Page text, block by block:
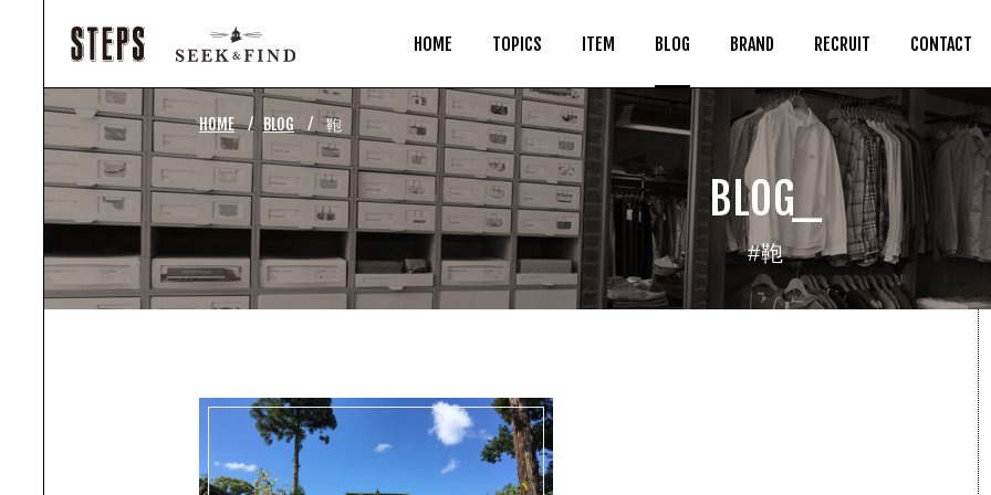
HOME TOPICS ITEM BLOG BRAND RECRUIT CONTACT
HOME ⁄ BLOG ⁄ 鞄
BLOG_
#鞄